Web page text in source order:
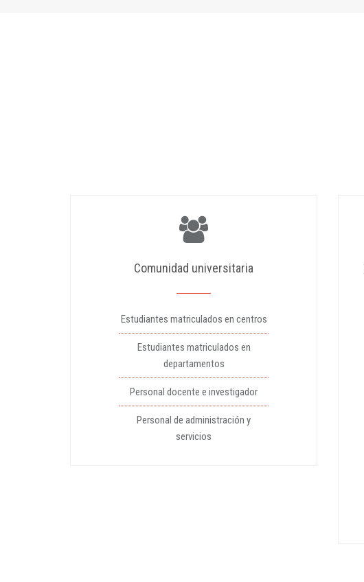
Comunidad universitaria
Estudiantes matriculados en centros
Estudiantes matriculados en
departamentos
Personal docente e investigador
Personal de administración y
servicios